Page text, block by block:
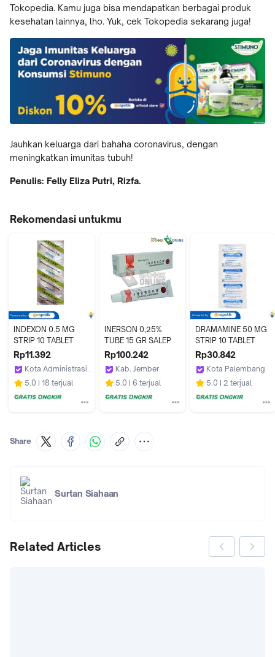
Tokopedia. Kamu juga bisa mendapatkan berbagai produk
kesehatan lainnya, lho. Yuk, cek Tokopedia sekarang juga!
Jauhkan keluarga dari bahaha coronavirus, dengan
meningkatkan imunitas tubuh!
Penulis: Felly Eliza Putri, Rizfa.
Rekomendasi untukmu
INDEXON 0.5 MG
STRIP 10 TABLET
Rp11.392
Kota Administrasi Jakarta Timur
Apotek Era Farma by GoApotik
5.0 18 terjual
INERSON 0,25%
TUBE 15 GR SALEP
Rp100.242
Kab. Jember
Apotek Sahabat 2 Puger
5.0 6 terjual
DRAMAMINE 50 MG
STRIP 10 TABLET
Rp30.842
Kota Palembang
Apotek Jitu
5.0 2 terjual
Share
Surtan Siahaan
Related Articles